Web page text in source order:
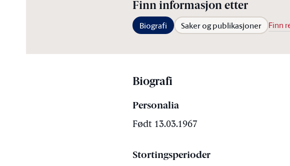
Finn informasjon etter
Biografi Saker og publikasjoner Finn
Biografi
Personalia
Født 13.03.1967
Stortingsperioder